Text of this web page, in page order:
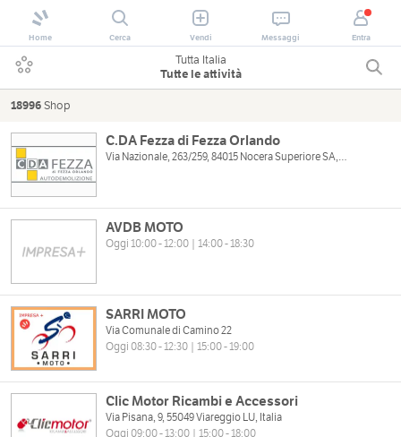
Home Cerca Vendi Messaggi Entra
Tutta Italia
Tutte le attività
18996Shop
C.DA Fezza di Fezza Orlando
Via Nazionale, 263/259, 84015 Nocera Superiore SA, Italia
AVDB MOTO
Oggi 10:00 - 12:00 | 14:00 - 18:30
SARRI MOTO
Via Comunale di Camino 22
Oggi 08:30 - 12:30 | 15:00 - 19:00
Clic Motor Ricambi e Accessori
Via Pisana, 9, 55049 Viareggio LU, Italia
Oggi 09:00 - 13:00 | 15:00 - 18:00